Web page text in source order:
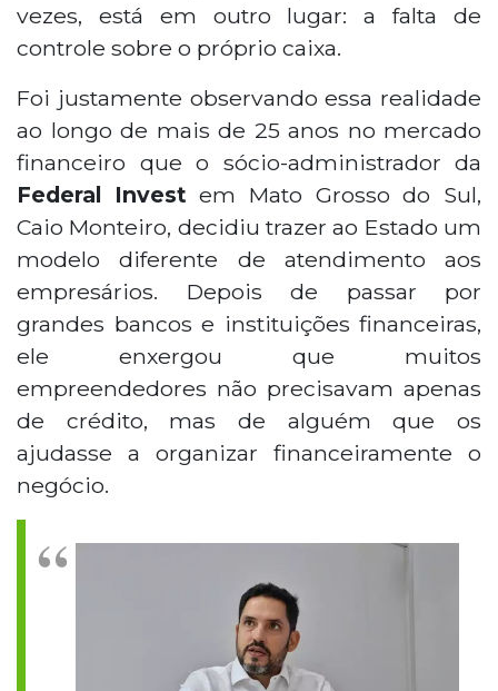
vezes, está em outro lugar: a falta de
controle sobre o próprio caixa.
Foi justamente observando essa realidade
ao longo de mais de 25 anos no mercado
financeiro que o sócio-administrador da
Federal Invest em Mato Grosso do Sul,
Caio Monteiro, decidiu trazer ao Estado um
modelo diferente de atendimento aos
empresários. Depois de passar por
grandes bancos e instituições financeiras,
ele enxergou que muitos
empreendedores não precisavam apenas
de crédito, mas de alguém que os
ajudasse a organizar financeiramente o
negócio.